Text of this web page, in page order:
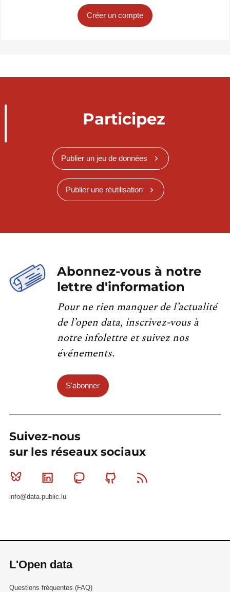
Créer un compte
Participez
Publier un jeu de données
Publier une réutilisation
Abonnez-vous à notre
lettre d'information
Pour ne rien manquer de l’actualité
de l’open data, inscrivez-vous à
notre infolettre et suivez nos
événements.
S'abonner
Suivez-nous
sur les réseaux sociaux
Bluesky Linkedin MastodonGithub
info@data.public.lu
L'Open data
Questions fréquentes (FAQ)